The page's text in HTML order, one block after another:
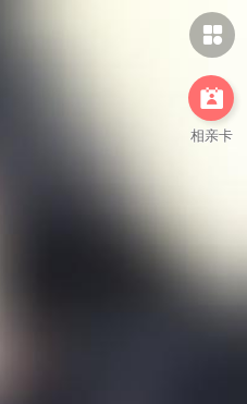


相亲卡